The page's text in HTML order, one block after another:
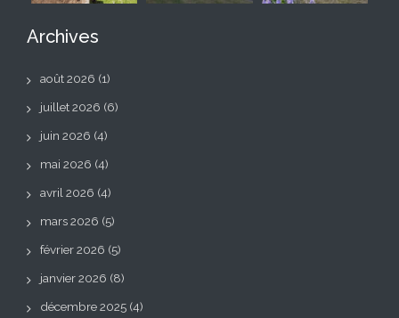
Archives
août 2026 (1)
juillet 2026 (6)
juin 2026 (4)
mai 2026 (4)
avril 2026 (4)
mars 2026 (5)
février 2026 (5)
janvier 2026 (8)
décembre 2025 (4)